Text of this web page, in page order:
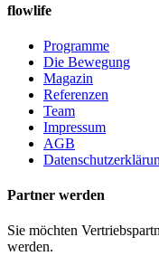
flowlife
Programme
Die Bewegung
Magazin
Referenzen
Team
Impressum
AGB
Partner werden
Sie möchten
werden.